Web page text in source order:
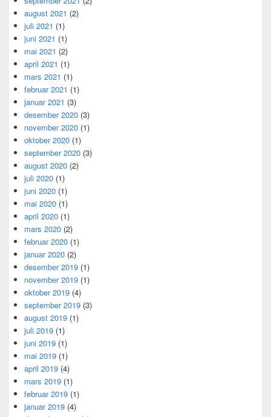
august 2021 (2)
juli 2021 (1)
juni 2021 (1)
mai 2021 (2)
april 2021 (1)
mars 2021 (1)
februar 2021 (1)
januar 2021 (3)
desember 2020 (3)
november 2020 (1)
oktober 2020 (1)
september 2020 (3)
august 2020 (2)
juli 2020 (1)
juni 2020 (1)
mai 2020 (1)
april 2020 (1)
mars 2020 (2)
februar 2020 (1)
januar 2020 (2)
desember 2019 (1)
november 2019 (1)
oktober 2019 (4)
september 2019 (3)
august 2019 (1)
juli 2019 (1)
juni 2019 (1)
mai 2019 (1)
april 2019 (4)
mars 2019 (1)
februar 2019 (1)
januar 2019 (4)